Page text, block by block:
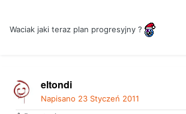
Waciak jaki teraz plan progresyjny ?
eltondi
Napisano 23 Styczeń 2011